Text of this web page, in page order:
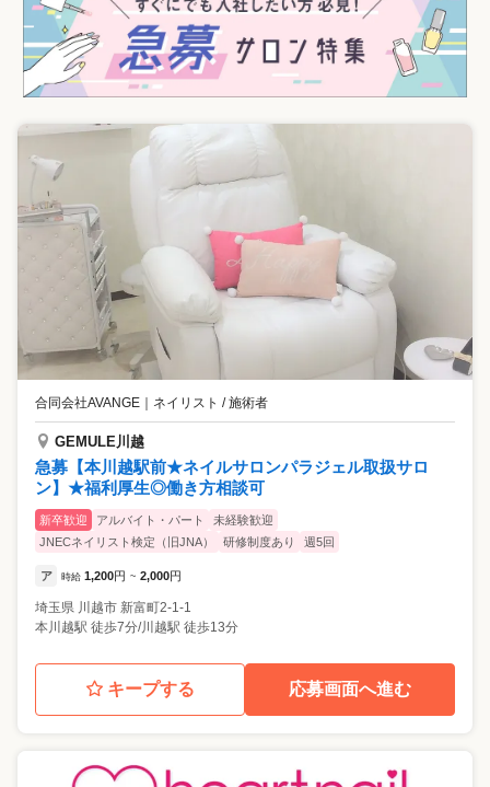
合同会社AVANGE ネイリスト / 施術者
GEMULE川越
急募【本川越駅前★ネイルサロンパラジェル取扱サロ
ン】★福利厚生◎働き方相談可
新卒歓迎 アルバイト・パート
未経験歓迎
JNECネイリスト検定（旧JNA）
研修制度あり 週5回
ア 時給 1,200円 ~ 2,000円
埼玉県 川越市 新富町2-1-1
本川越駅 徒歩7分/川越駅 徒歩13分
キープする 応募画面へ進む